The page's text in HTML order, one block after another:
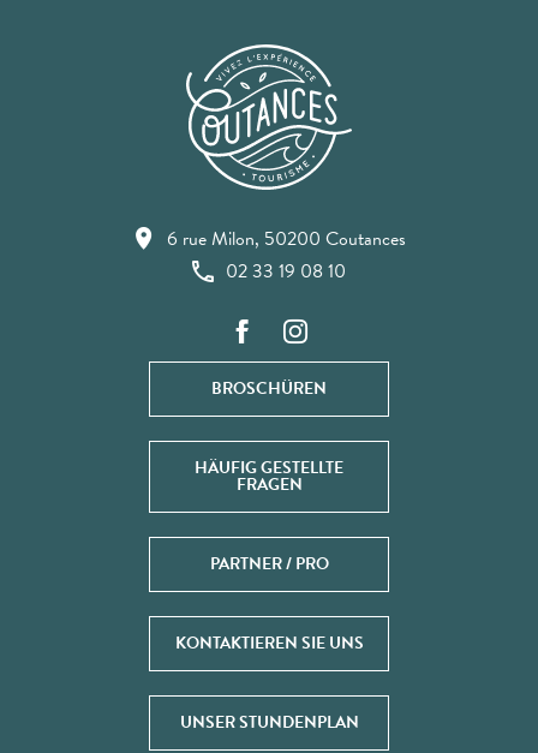
6 rue Milon, 50200 Coutances
02 33 19 08 10
BROSCHÜREN
HÄUFIG GESTELLTE
FRAGEN
PARTNER / PRO
KONTAKTIEREN SIE UNS
UNSER STUNDENPLAN